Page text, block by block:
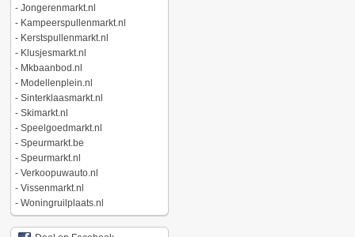
- Jongerenmarkt.nl
- Kampeerspullenmarkt.nl
- Kerstspullenmarkt.nl
- Klusjesmarkt.nl
- Mkbaanbod.nl
- Modellenplein.nl
- Sinterklaasmarkt.nl
- Skimarkt.nl
- Speelgoedmarkt.nl
- Speurmarkt.be
- Speurmarkt.nl
- Verkoopuwauto.nl
- Vissenmarkt.nl
- Woningruilplaats.nl